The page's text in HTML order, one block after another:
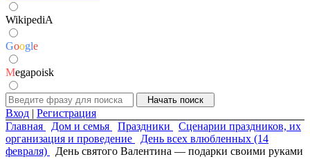
WikipediA
Google
Megapoisk
Вход | Регистрация
Главная
Дом и семья Праздники
Сценарии праздников, их
организация и проведение
День всех влюбленных (14
февраля)
День святого Валентина — подарки своими руками